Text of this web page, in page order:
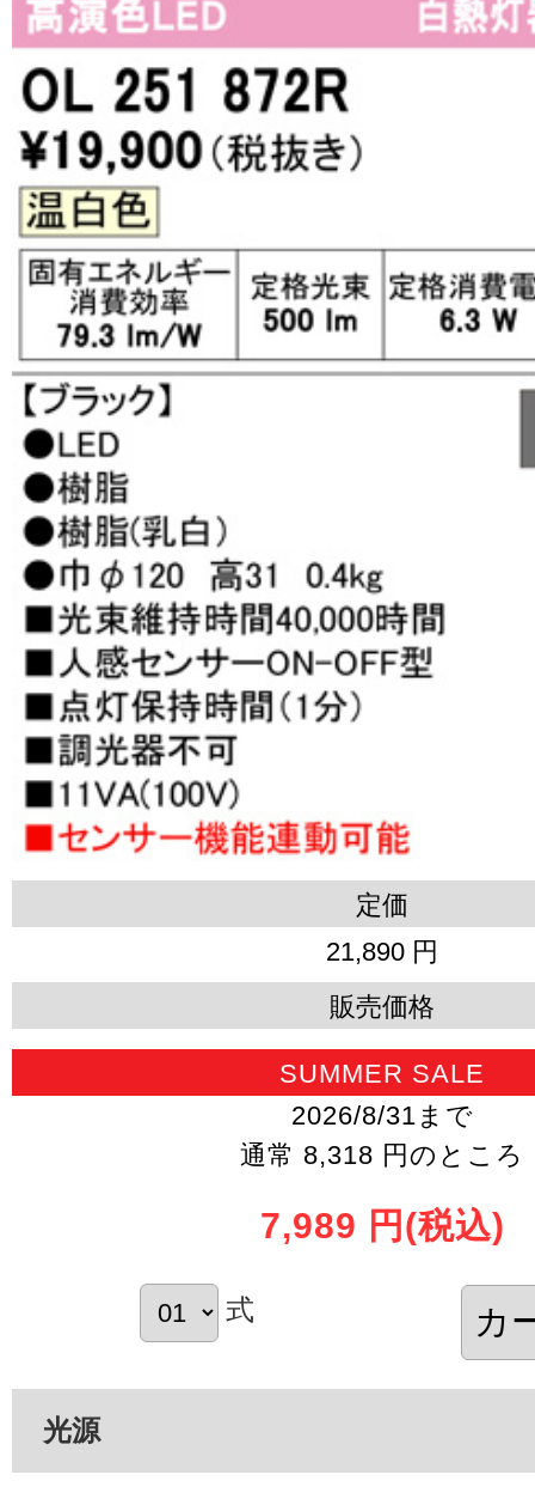
定価
21,890 円
販売価格
SUMMER SALE
2026/8/31まで
通常 8,318 円のところ
7,989 円 (税込)
式
光源